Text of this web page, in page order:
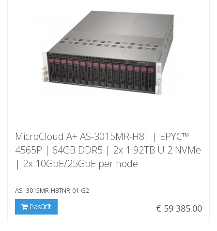
MicroCloud A+ AS-3015MR-H8T | EPYC™
4565P | 64GB DDR5 | 2x 1.92TB U.2 NVMe
| 2x 10GbE/25GbE per node
AS -3015MR-H8TNR-01-G2
€ 59 385.00
Pasūtīt